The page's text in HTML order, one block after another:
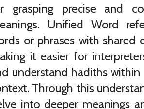
grasping precise and
Unified Word
or phrases with shared
it easier for
understand hadiths within
Through this
into deeper meanings